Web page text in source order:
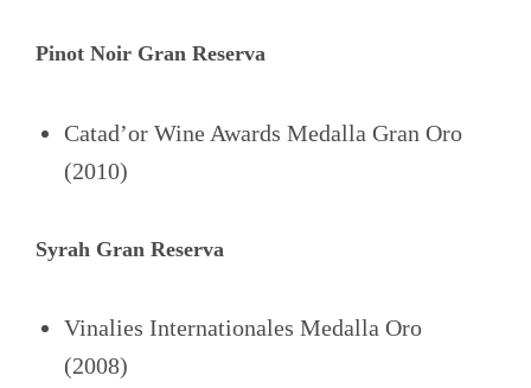
Pinot Noir Gran Reserva
Catad’or Wine Awards Medalla Gran Oro
(2010)
Syrah Gran Reserva
Vinalies Internationales Medalla Oro
(2008)